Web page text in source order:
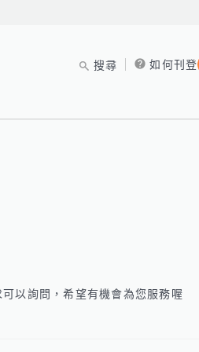
搜尋 如何刊登
以詢問，希望有機會為您服務喔